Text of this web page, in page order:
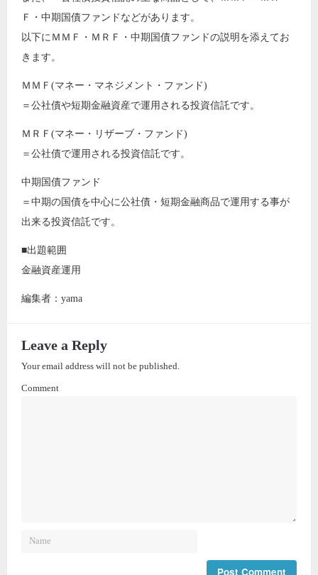
Ｆ・中期国債ファンドなどがあります。
以下にＭＭＦ・ＭＲＦ・中期国債ファンドの説明を添えてお
きます。
ＭＭＦ(マネー・マネジメント・ファンド)
＝公社債や短期金融資産で運用される投資信託です。
ＭＲＦ(マネー・リザーブ・ファンド)
＝公社債で運用される投資信託です。
中期国債ファンド
＝中期の国債を中心に公社債・短期金融商品で運用する事が
出来る投資信託です。
■出題範囲
金融資産運用
編集者：yama
Leave a Reply
Your email address will not be published.
Comment